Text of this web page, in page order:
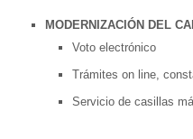
MODERNIZACIÓN DEL
Voto electrónico
Trámites on line,
Servicio de casillas